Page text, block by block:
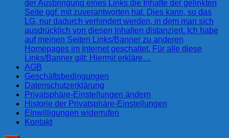
der Ausbringung eines Links die Inhalte der gelinkten
Seite ggf. mit zuverantworten hat. Dies kann, so das
LG, nur dadurch verhindert werden, in dem man sich
ausdrücklich von diesen Inhalten distanziert. Ich habe
auf meinen Seiten Links/Banner zu anderen
Homepages im Internet geschaltet. Für alle diese
Links/Banner gilt: Hiermit erkläre…
AGB
Geschäftsbedingungen
Datenschutzerklärung
Privatsphäre-Einstellungen ändern
Historie der Privatsphäre-Einstellungen
Einwilligungen widerrufen
Kontakt